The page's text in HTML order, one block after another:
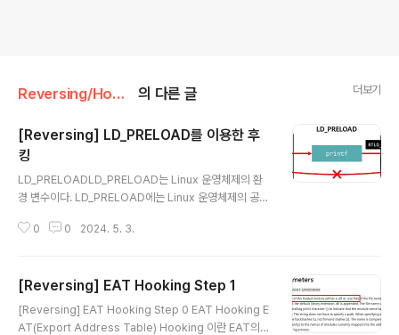
Reversing/Hooking 의 다른 글 더보기
[Reversing] LD_PRELOAD를 이용한 후
킹
LD_PRELOADLD_PRELOAD는 Linux 운영체제의 환
경 변수이다. LD_PRELOAD에는 Linux 운영체제의 공유
유 라이브러리들을 모든 공유 라이브러리들보다 먼저 프로
확인한다. 이때 LD_PRELOAD로 인해 먼저 로드된 라이
브러리에 사용하려는 함수가 존재한다면 LD_PRELOAD
의 라이브러리의 함수 주소를 가져온다. 이러한 원리를 이
0 0 2024. 5. 3.
[Reversing] EAT Hooking Step 1
[Reversing] EAT Hooking Step 0 EAT Hooking E
AT(Export Address Table) Hooking 이란 EAT의 A